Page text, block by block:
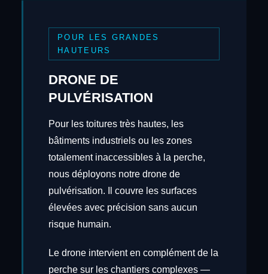
POUR LES GRANDES
HAUTEURS
DRONE DE
PULVÉRISATION
Pour les toitures très hautes, les
bâtiments industriels ou les zones
totalement inaccessibles à la perche,
nous déployons notre drone de
pulvérisation. Il couvre les surfaces
élevées avec précision sans aucun
risque humain.
Le drone intervient en complément de la
perche sur les chantiers complexes —